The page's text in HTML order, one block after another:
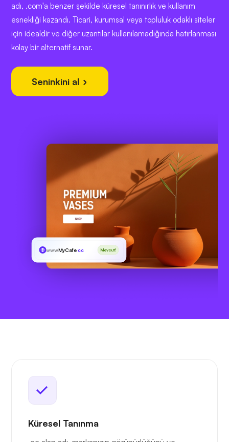
adı, .com'a benzer şekilde küresel tanınırlık ve kullanım
esnekliği kazandı. Ticari, kurumsal veya topluluk odaklı siteler
için idealdir ve diğer uzantılar kullanılamadığında hatırlanması
kolay bir alternatif sunar.
Seninkini al
wwwMyCafe.cc Mevcut!
Küresel Tanınma